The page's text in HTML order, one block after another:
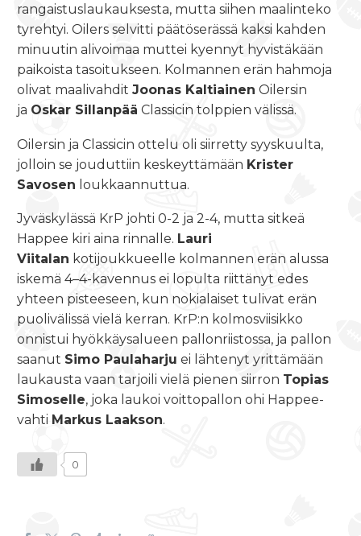
rangaistuslaukauksesta, mutta siihen maalinteko
tyrehtyi. Oilers selvitti päätöserässä kaksi kahden
minuutin alivoimaa muttei kyennyt hyvistäkään
paikoista tasoitukseen. Kolmannen erän hahmoja
olivat maalivahdit Joonas Kaltiainen Oilersin
ja Oskar Sillanpää Classicin tolppien välissä.
Oilersin ja Classicin ottelu oli siirretty syyskuulta,
jolloin se jouduttiin keskeyttämään Krister
Savosen loukkaannuttua.
Jyväskylässä KrP johti 0-2 ja 2-4, mutta sitkeä
Happee kiri aina rinnalle. Lauri
Viitalan kotijoukkueelle kolmannen erän alussa
iskemä 4–4-kavennus ei lopulta riittänyt edes
yhteen pisteeseen, kun nokialaiset tulivat erän
puolivälissä vielä kerran. KrP:n kolmosviisikko
onnistui hyökkäysalueen pallonriistossa, ja pallon
saanut Simo Paulaharju ei lähtenyt yrittämään
laukausta vaan tarjoili vielä pienen siirron Topias
Simoselle, joka laukoi voittopallon ohi Happee-
vahti Markus Laakson.
0